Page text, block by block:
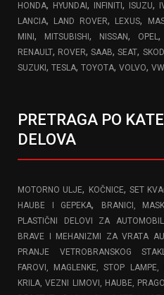
HONDA, HYUNDAI, INFINITI, ISUZU,
LANCIA, LAND ROVER, LEXUS,
MINI, MITSUBISHI, NISSAN, OPEL,
RENAULT, ROVER,SAAB,SEAT,
SUZUKI, TESLA, TOYOTA, VOLVO, VW
PRETRAGA PO
DELOVA
MOTORNO ULJE, KOČNICE, SET
HAUBE I GEPEKA,
BRANICI,
PLASTIČNI DELOVI ZA
BRAVE I MEHANIZMI ZA VRATA
PRANJE VETROBRANSKOG
FAROVI, MAGLENKE, STOP LAMPE,
KRILA, VEZNI LIMOVI, HAUBE,